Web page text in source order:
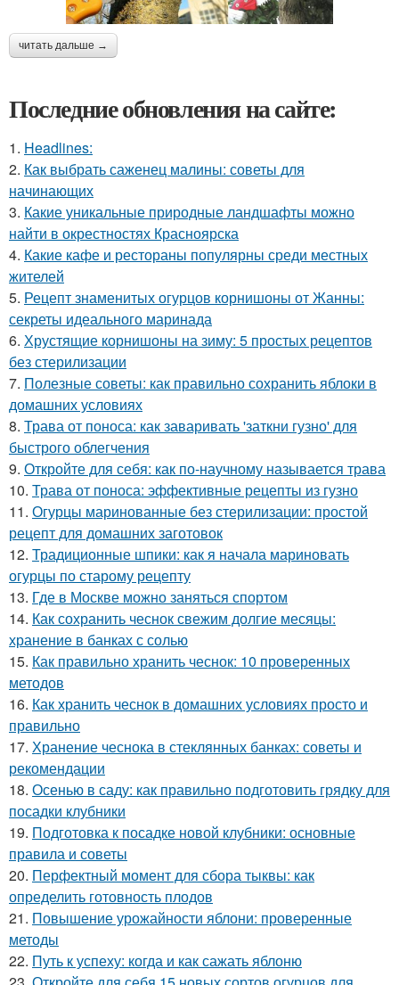
читать дальше →
Последние обновления на сайте:
1. Headlines:
2. Как выбрать саженец малины: советы для
начинающих
3. Какие уникальные природные ландшафты можно
найти в окрестностях Красноярска
4. Какие кафе и рестораны популярны среди местных
жителей
5. Рецепт знаменитых огурцов корнишоны от Жанны:
секреты идеального маринада
6. Хрустящие корнишоны на зиму: 5 простых рецептов
без стерилизации
7. Полезные советы: как правильно сохранить яблоки в
домашних условиях
8. Трава от поноса: как заваривать 'заткни гузно' для
быстрого облегчения
9. Откройте для себя: как по-научному называется трава
10. Трава от поноса: эффективные рецепты из гузно
11. Огурцы маринованные без стерилизации: простой
рецепт для домашних заготовок
12. Традиционные шпики: как я начала мариновать
огурцы по старому рецепту
13. Где в Москве можно заняться спортом
14. Как сохранить чеснок свежим долгие месяцы:
хранение в банках с солью
15. Как правильно хранить чеснок: 10 проверенных
методов
16. Как хранить чеснок в домашних условиях просто и
правильно
17. Хранение чеснока в стеклянных банках: советы и
рекомендации
18. Осенью в саду: как правильно подготовить грядку для
посадки клубники
19. Подготовка к посадке новой клубники: основные
правила и советы
20. Перфектный момент для сбора тыквы: как
определить готовность плодов
21. Повышение урожайности яблони: проверенные
методы
22. Путь к успеху: когда и как сажать яблоню